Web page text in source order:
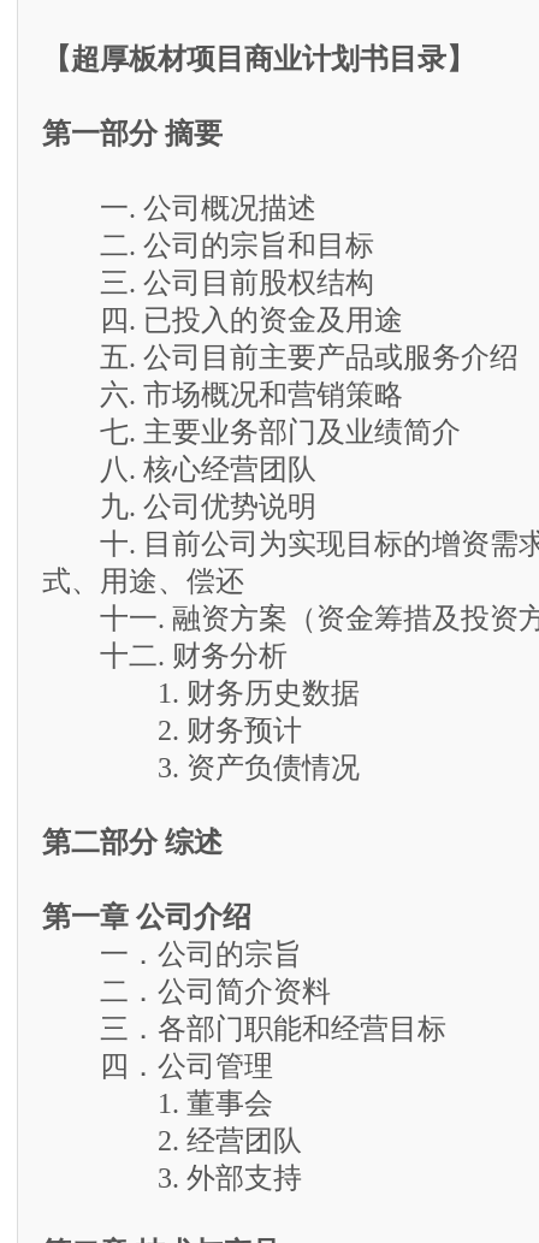
【超厚板材项目商业计划书目录】
第一部分 摘要
一. 公司概况描述
二. 公司的宗旨和目标
三. 公司目前股权结构
四. 已投入的资金及用途
五. 公司目前主要产品或服务介绍
六. 市场概况和营销策略
七. 主要业务部门及业绩简介
八. 核心经营团队
九. 公司优势说明
十. 目前公司为实现目标的增资需
式、用途、偿还
十一. 融资方案（资金筹措及投资
十二. 财务分析
1. 财务历史数据
2. 财务预计
3. 资产负债情况
第二部分 综述
第一章 公司介绍
一．公司的宗旨
二．公司简介资料
三．各部门职能和经营目标
四．公司管理
1. 董事会
2. 经营团队
3. 外部支持